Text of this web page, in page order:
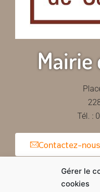
Gérer le
cookies
Mairie
Tél. :
Contactez-nous